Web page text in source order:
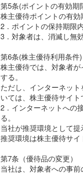
第5条(ポイントの有効期
株主優待ポイントの有効
2．ポイントの保持期限
3．対象者は、消滅し無
第6条(株主優待利用条件)
株主優待では、対象者
する。
ただし、インターネッ
いては、株主優待サイト
2．インターネットへの
る。
当社が推奨環境として
推奨環境は株主優待サイ
第7条（優待品の変更）
当社は、対象者への事